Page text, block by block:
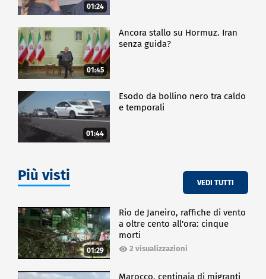
01:24
01:45
Ancora stallo su Hormuz. Iran
senza guida?
01:44
Esodo da bollino nero tra caldo
e temporali
Più visti VEDI TUTTI
01:29
Rio de Janeiro, raffiche di vento
a oltre cento all'ora: cinque
morti
2 visualizzazioni
Marocco, centinaia di migranti